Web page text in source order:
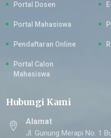
Portal Dosen
Portal Mahasiswa
Pendaftaran Online
Portal Calon
Mahasiswa
Hubungi Kami
Alamat
Jl. Gunung Merapi No. 1